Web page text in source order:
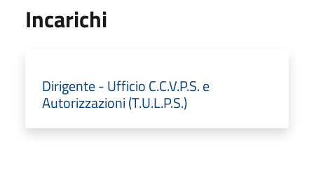
Incarichi
Dirigente - Ufficio C.C.V.P.S. e
Autorizzazioni (T.U.L.P.S.)